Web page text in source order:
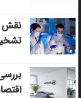
نقش